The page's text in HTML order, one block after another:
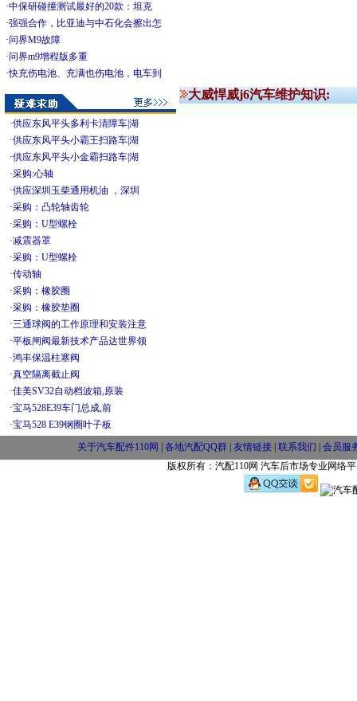
·中保研碰撞测试最好的20款：坦克
·强强合作，比亚迪与中石化会擦出怎
·问界M9故障
·问界m9增程版多重
·快充伤电池、充满也伤电池，电车到
·供应东风平头多利卡清障车|湖
·供应东风平头小霸王扫路车|湖
·供应东风平头小金霸扫路车|湖
·采购:心轴
·供应深圳玉柴通用机油 ，深圳
·采购：凸轮轴齿轮
·采购：U型螺栓
·减震器罩
·采购：U型螺栓
·传动轴
·采购：橡胶圈
·采购：橡胶垫圈
·三通球阀的工作原理和安装注意
·平板闸阀最新技术产品达世界领
·鸿丰保温柱塞阀
·真空隔离截止阀
·佳美SV32自动档波箱,原装
·宝马528E39车门总成,前
·宝马528 E39钢圈叶子板
大威悍威j6汽车维护知识:
关于汽车配件110网 各地汽配QQ群 友情链接 联系我们
会员服
版权所有：汽配110网 汽车后市场专业网络